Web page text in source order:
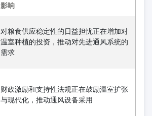
影响
对粮食供应稳定性的日益担忧正在增加对
温室种植的投资，推动对先进通风系统的
需求
财政激励和支持性法规正在鼓励温室扩张
与现代化，推动通风设备采用